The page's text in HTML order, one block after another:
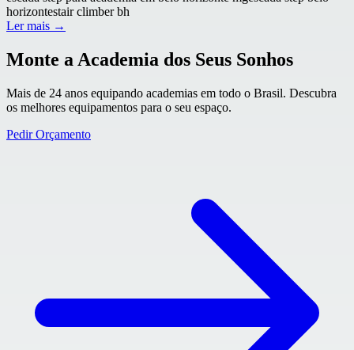
horizontestair climber bh
Ler mais →
Monte a Academia dos Seus Sonhos
Mais de 24 anos equipando academias em todo o Brasil. Descubra
os melhores equipamentos para o seu espaço.
Pedir Orçamento